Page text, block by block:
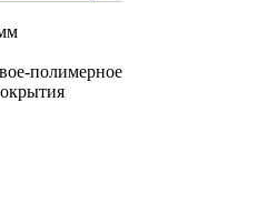
полимерное